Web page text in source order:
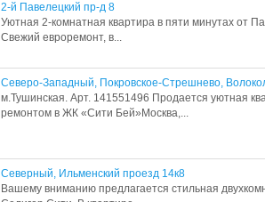
2-й Павелецкий пр-д 8
Уютная 2-комнатная квартира в пяти минутах от
Свежий евроремонт, в...
Северо-Западный, Покровское-Стрешнево,
м.Тушинская. Арт. 141551496 Продается уютная
ремонтом в ЖК «Сити Бей»Москва,...
Северный, Ильменский проезд 14к8
Вашему вниманию предлагается стильная